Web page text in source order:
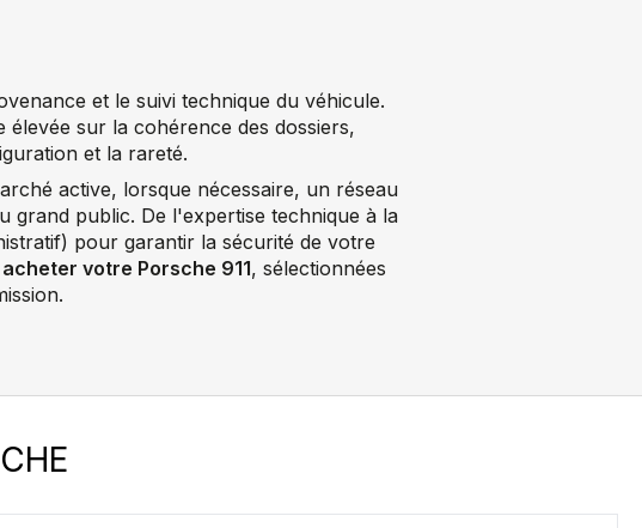
et le suivi technique du véhicule.
élevée sur la cohérence des dossiers,
et la rareté.
active, lorsque nécessaire, un réseau
grand public. De l'expertise technique à la
pour garantir la sécurité de votre
acheter votre Porsche 911, sélectionnées